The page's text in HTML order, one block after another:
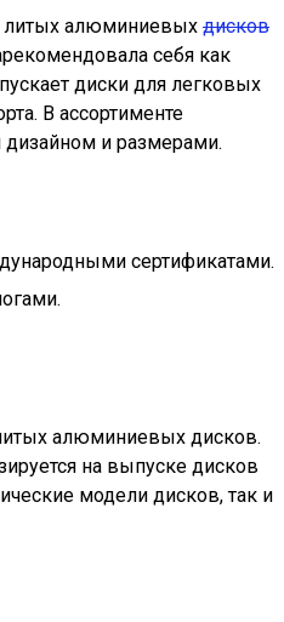
литых алюминиевых дисков
себя как
диски для легковых
В ассортименте
и размерами.
сертификатами.
алюминиевых дисков.
на выпуске дисков
модели дисков, так и